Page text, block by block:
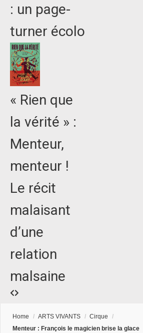
: un page-
turner écolo
« Rien que
la vérité » :
Menteur,
menteur !
Le récit
malaisant
d’une
relation
malsaine
Home / ARTS VIVANTS / Cirque
/
Menteur : François le magicien brise la glace